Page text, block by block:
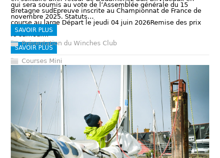
Bretagne sudEpreuve inscrite au Championnat de France de
course au large Départ le jeudi 04 juin 2026Remise des prix
le samedi…
SAVOIR PLUS
Courses Mini
qui sera soumis au vote de l’Assemblée générale du 15
novembre 2025. Statuts…
SAVOIR PLUS
Présentation du Winches Club